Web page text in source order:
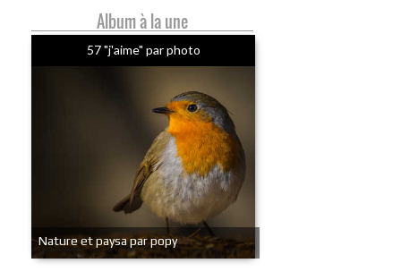
Album à la une
57 "j'aime" par photo
Nature et paysa par popy